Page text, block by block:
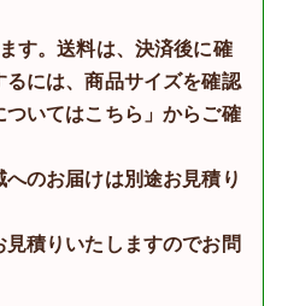
す。送料は、決済後に確
には、商品サイズを確認
ついてはこちら」からご確
のお届けは別途お見積り
積りいたしますのでお問